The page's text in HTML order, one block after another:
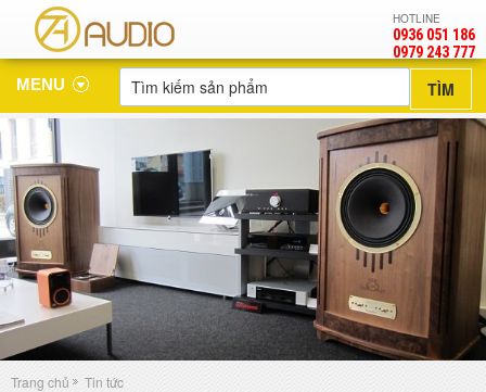
HOTLINE
0936 051 186
‎0979 243 777
MENU
Trang chủ Tin tức